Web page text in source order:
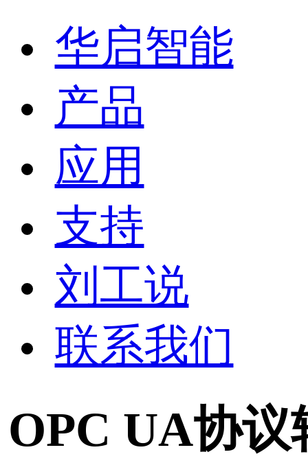
华启智能
产品
应用
支持
刘工说
联系我们
OPC UA协议转换简
2023-06-21 16:38:17
OPC UA协议是一种用于